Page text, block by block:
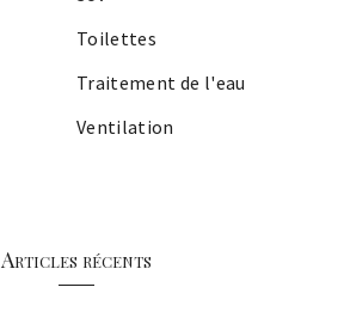
Toilettes
Traitement de l'eau
Ventilation
Articles récents